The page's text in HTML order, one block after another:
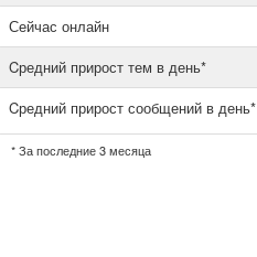
Сейчас онлайн
Cредний прирост тем в день*
Cредний прирост сообщений в день*
* За последние 3 месяца